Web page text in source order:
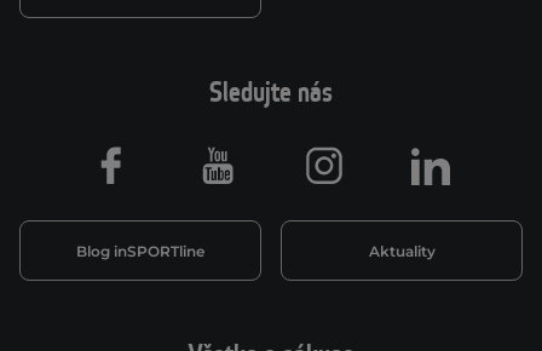
Sledujte nás
Blog inSPORTline Aktuality
Facebook Youtube Instagram LinkedIn